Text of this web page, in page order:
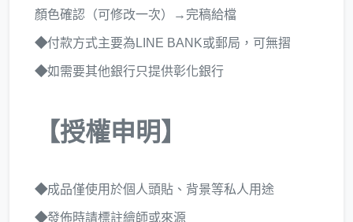
顏色確認（可修改一次）→完稿給檔
◆付款方式主要為LINE BANK或郵局，可無摺
◆如需要其他銀行只提供彰化銀行
【授權申明】
◆成品僅使用於個人頭貼、背景等私人用途
◆發佈時請標註繪師或來源